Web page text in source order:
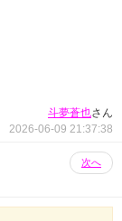
斗夢蒼也さん
2026-06-09 21:37:38
次へ